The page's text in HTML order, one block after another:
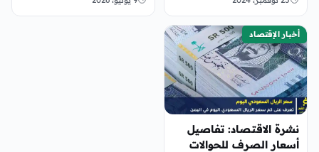
الاثنين 25-11-2024
أخبار الإقتصاد
نشرة الاقتصاد: تفاصيل
أسعار الصرف للحوالات